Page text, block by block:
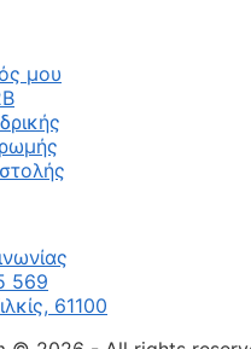
μου
569
61100